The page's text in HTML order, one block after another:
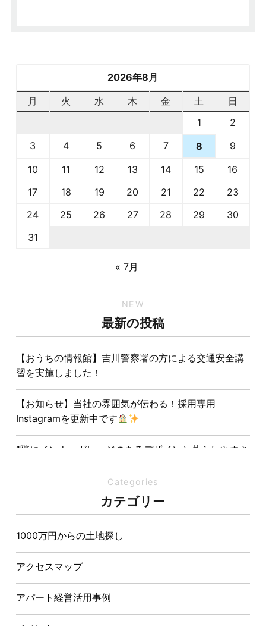
2026年8月
月
火 水 木 金 土
日
1
2
3
4 5 6 7 8
9
10
11 12 13 14 15
16
17
18 19 20 21 22
23
24
25 26 27 28 29
30
31
« 7月
NEW
最新の投稿
【おうちの情報館】吉川警察署の方による交通安全講
習を実施しました！
【お知らせ】当社の雰囲気が伝わる！採用専用
Instagramを更新中です
1階にインナーガレージのあるデザインと暮らしやすさ
夏の熱中症対策は家づくりから。屋根・壁・基礎の構
造が快適さをつくる理由
【埼玉県経営品質知事賞】大野知事へ受賞のご報告と
表敬訪問を行いました
Categories
カテゴリー
1000万円からの土地探し
アクセスマップ
アパート経営活用事例